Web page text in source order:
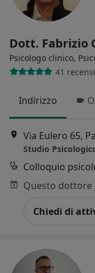
Dott. Fabrizio
Psicologo clinico,
41
Indirizzo
Via Eulero 65,
Studio
Colloquio
Chiedi di